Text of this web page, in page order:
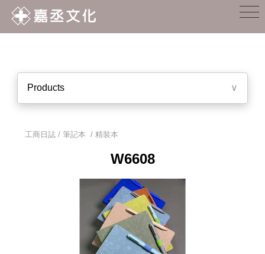
Products ∨
工商日誌 / 筆記本 /精裝本
W6608